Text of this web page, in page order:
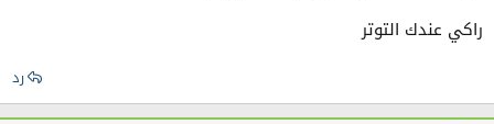
راكي عندك التوتر
رد